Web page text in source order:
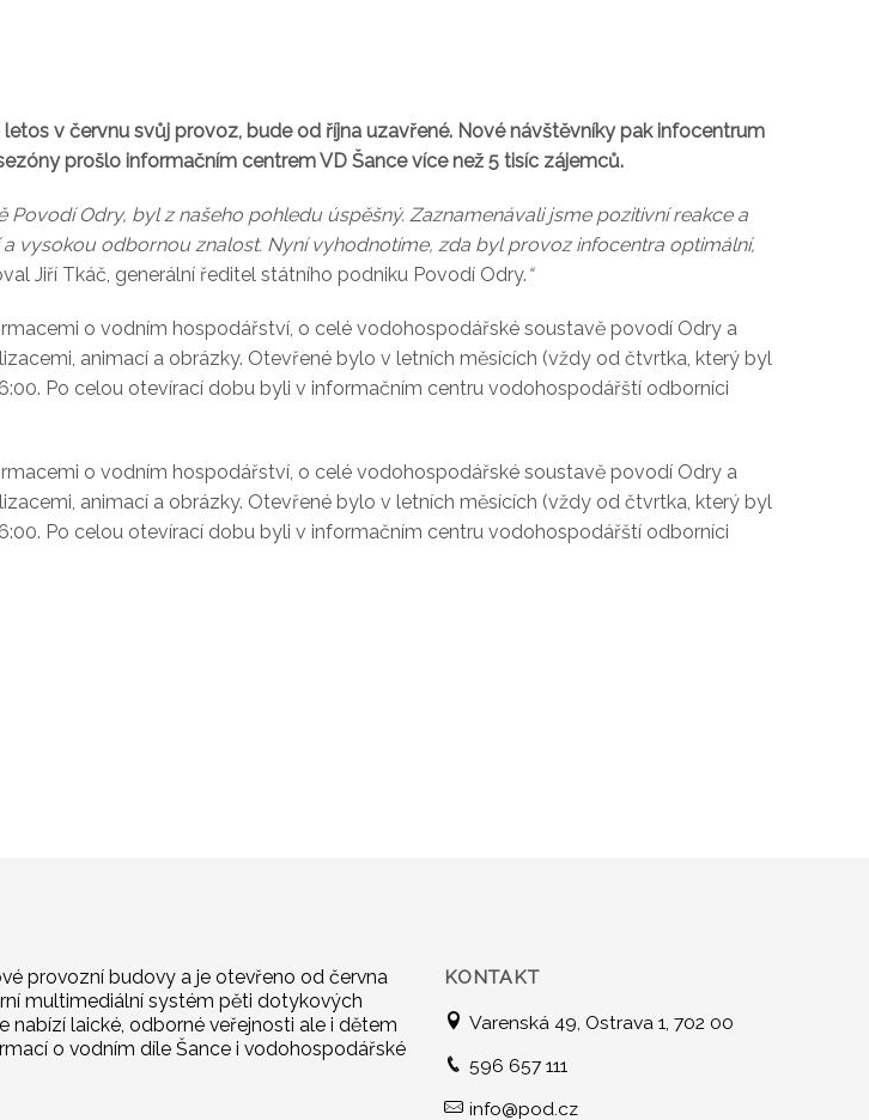
v červnu svůj provoz, bude od října uzavřené. Nové návštěvníky pak infocentrum
prošlo informačním centrem VD Šance více než 5 tisíc zájemců.
Odry, byl z našeho pohledu úspěšný. Zaznamenávali jsme pozitivní reakce a
vysokou odbornou znalost. Nyní vyhodnotíme, zda byl provoz infocentra optimální,
Jiří Tkáč, generální ředitel státního podniku Povodí Odry. “
o vodním hospodářství, o celé vodohospodářské soustavě povodí Odry a
animací a obrázky. Otevřené bylo v letních měsících (vždy od čtvrtka, který byl
Po celou otevírací dobu byli v informačním centru vodohospodářští odborníci
o vodním hospodářství, o celé vodohospodářské soustavě povodí Odry a
animací a obrázky. Otevřené bylo v letních měsících (vždy od čtvrtka, který byl
Po celou otevírací dobu byli v informačním centru vodohospodářští odborníci
provozní budovy a je otevřeno od června
multimediální systém pěti dotykových
nabízí laické, odborné veřejnosti ale i dětem
o vodním díle Šance i vodohospodářské
KONTAKT
Varenská 49, Ostrava 1, 702 00
596 657 111
info@pod.cz